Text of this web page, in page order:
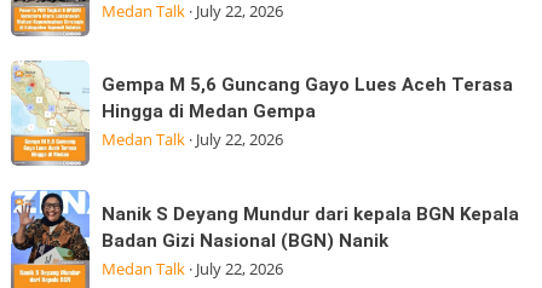
Ratusan
Anak
Korban
Banjir
Kepedulian
II
BPSDM
Sumatera
Utara
Laksanakan
Kepemimpinan
Strategis
di
Medan Talk· July 22, 2026
Gempa
M
5,6
Guncang
Gayo
Lues
Aceh
Terasa
Gempa M 5,6 Guncang Gayo Lues Aceh Terasa
Hingga di Medan Gempa
Medan Talk· July 22, 2026
Nanik
S
Deyang
Nanik S Deyang Mundur dari kepala BGN Kepala
Badan Gizi Nasional (BGN) Nanik
Medan Talk· July 22, 2026